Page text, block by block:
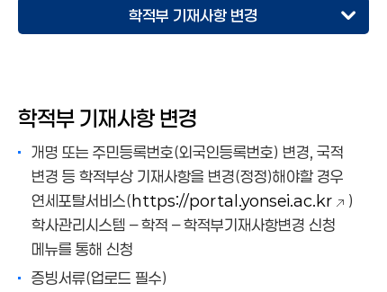
학적부 기재사항 변경
졸업 및 수료신청
학적부 기재사항 변경
자원퇴학제적
재입학
학적부 기재사항 변경
개명 또는 주민등록번호(외국인등록번호) 변경, 국적
변경 등 학적부상 기재사항을 변경(정정)해야할 경우
연세포탈서비스( https://portal.yonsei.ac.kr
)
학사관리시스템 – 학적 – 학적부기재사항변경 신청
메뉴를 통해 신청
증빙서류(업로드 필수)